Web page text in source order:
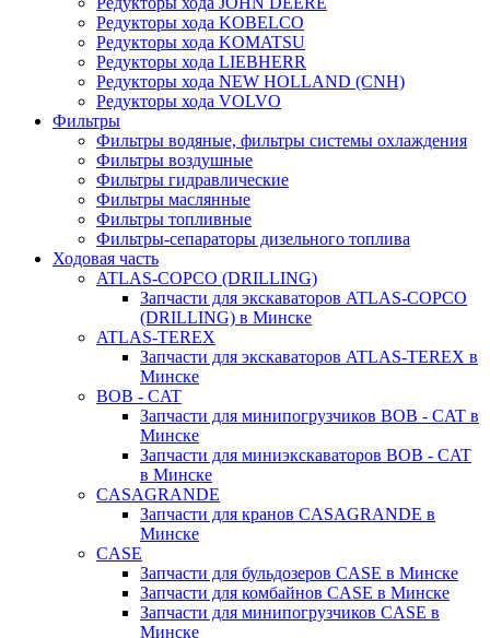
Редукторы хода KOBELCO
Редукторы хода KOMATSU
Редукторы хода LIEBHERR
Редукторы хода NEW HOLLAND (CNH)
Редукторы хода VOLVO
Фильтры
Фильтры водяные, фильтры системы охлаждения
Фильтры воздушные
Фильтры гидравлические
Фильтры маслянные
Фильтры топливные
Фильтры-сепараторы дизельного топлива
Ходовая часть
ATLAS-COPCO (DRILLING)
Запчасти для экскаваторов ATLAS-COPCO
(DRILLING) в Минске
ATLAS-TEREX
Запчасти для экскаваторов ATLAS-TEREX в
Минске
BOB - CAT
Запчасти для минипогрузчиков BOB - CAT в
Минске
Запчасти для миниэкскаваторов BOB - CAT
в Минске
CASAGRANDE
Запчасти для кранов CASAGRANDE в
Минске
CASE
Запчасти для бульдозеров CASE в Минске
Запчасти для комбайнов CASE в Минске
Запчасти для минипогрузчиков CASE в
Минске